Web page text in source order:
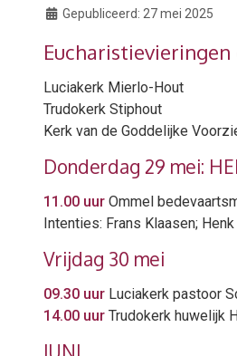
Gepubliceerd: 27 mei 2025
Luciakerk Mierlo-Hout
Trudokerk Stiphout
Kerk van de Goddelijke
Donderdag 29 mei:
11.00 uur Ommel
Intenties: Frans Klaasen;
Vrijdag 30 mei
09.30 uur Luciakerk pastoor
14.00 uur Trudokerk huwelijk
JUNI